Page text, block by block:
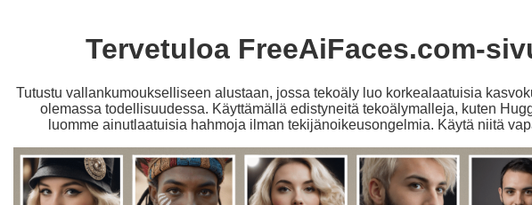
Tervetuloa FreeAiFaces.com-
Tutustu vallankumoukselliseen alustaan, jossa tekoäly luo korkealaatuisia
olemassa todellisuudessa. Käyttämällä edistyneitä tekoälymalleja, kuten
luomme ainutlaatuisia hahmoja ilman tekijänoikeusongelmia. Käytä niitä